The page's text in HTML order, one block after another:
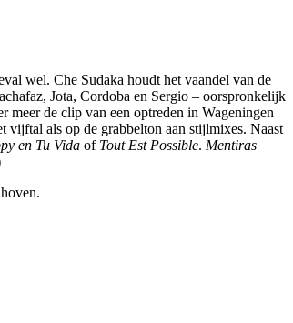
wel. Che Sudaka houdt het vaandel van de
Jota, Cordoba en Sergio – oorspronkelijk
de clip van een optreden in Wageningen
vijftal als op de grabbelton aan stijlmixes. Naast
en Tu Vida of Tout Est Possible. Mentiras